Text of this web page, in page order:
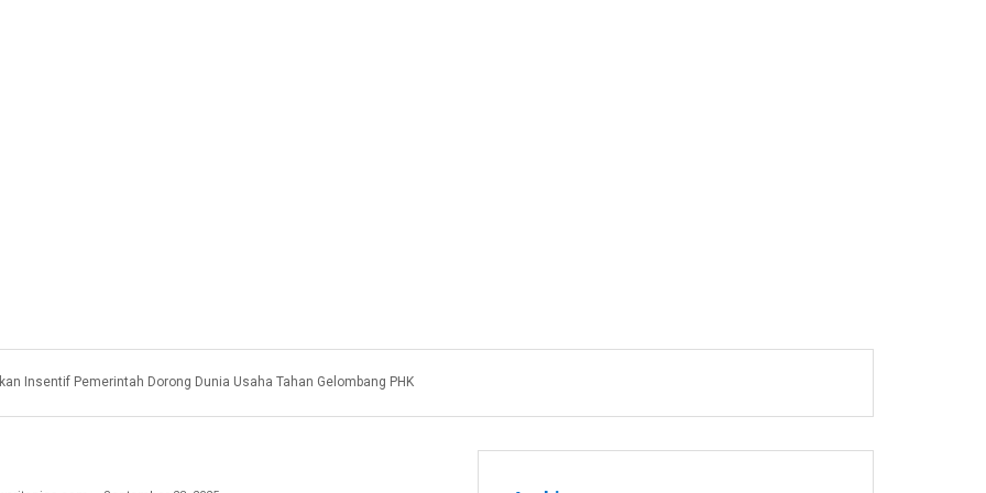
Insentif Pemerintah Dorong Dunia Usaha Tahan Gelombang PHK